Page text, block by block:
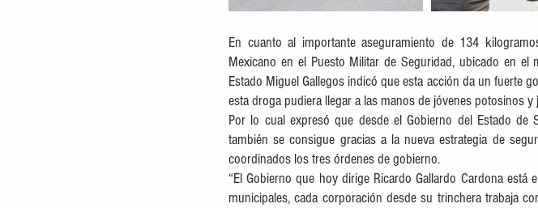
En cuanto al importante aseguramiento de 134
Mexicano en el Puesto Militar de Seguridad, ubicado en
Estado Miguel Gallegos indicó que esta acción da un fuerte
esta droga pudiera llegar a las manos de jóvenes potosinos y
Por lo cual expresó que desde el Gobierno del Estado
también se consigue gracias a la nueva estrategia de
coordinados los tres órdenes de gobierno.
“El Gobierno que hoy dirige Ricardo Gallardo Cardona
municipales, cada corporación desde su trinchera trabaja